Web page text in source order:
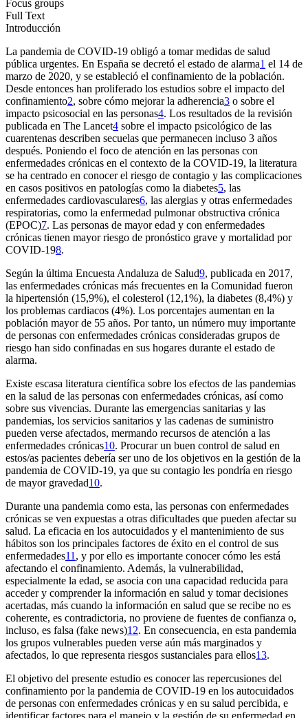
Focus groups
Full Text
Introducción
La pandemia de COVID-19 obligó a tomar medidas de salud
pública urgentes. En España se decretó el estado de alarma1 el 14 de
marzo de 2020, y se estableció el confinamiento de la población.
Desde entonces han proliferado los estudios sobre el impacto del
confinamiento2, sobre cómo mejorar la adherencia3 o sobre el
impacto psicosocial en las personas4. Los resultados de la revisión
publicada en The Lancet4 sobre el impacto psicológico de las
cuarentenas describen secuelas que permanecen incluso 3 años
después. Poniendo el foco de atención en las personas con
enfermedades crónicas en el contexto de la COVID-19, la literatura
se ha centrado en conocer el riesgo de contagio y las complicaciones
en casos positivos en patologías como la diabetes5, las
enfermedades cardiovasculares6, las alergias y otras enfermedades
respiratorias, como la enfermedad pulmonar obstructiva crónica
(EPOC)7. Las personas de mayor edad y con enfermedades
crónicas tienen mayor riesgo de pronóstico grave y mortalidad por
COVID-198.
Según la última Encuesta Andaluza de Salud9, publicada en 2017,
las enfermedades crónicas más frecuentes en la Comunidad fueron
la hipertensión (15,9%), el colesterol (12,1%), la diabetes (8,4%) y
los problemas cardiacos (4%). Los porcentajes aumentan en la
población mayor de 55 años. Por tanto, un número muy importante
de personas con enfermedades crónicas consideradas grupos de
riesgo han sido confinadas en sus hogares durante el estado de
alarma.
Existe escasa literatura científica sobre los efectos de las pandemias
en la salud de las personas con enfermedades crónicas, así como
sobre sus vivencias. Durante las emergencias sanitarias y las
pandemias, los servicios sanitarios y las cadenas de suministro
pueden verse afectados, mermando recursos de atención a las
enfermedades crónicas10. Procurar un buen control de salud en
estos/as pacientes debería ser uno de los objetivos en la gestión de la
pandemia de COVID-19, ya que su contagio les pondría en riesgo
de mayor gravedad10.
Durante una pandemia como esta, las personas con enfermedades
crónicas se ven expuestas a otras dificultades que pueden afectar su
salud. La eficacia en los autocuidados y el mantenimiento de sus
hábitos son los principales factores de éxito en el control de sus
enfermedades11 , y por ello es importante conocer cómo les está
afectando el confinamiento. Además, la vulnerabilidad,
especialmente la edad, se asocia con una capacidad reducida para
acceder y comprender la información en salud y tomar decisiones
acertadas, más cuando la información en salud que se recibe no es
coherente, es contradictoria, no proviene de fuentes de confianza o,
incluso, es falsa (fake news)12. En consecuencia, en esta pandemia
los grupos vulnerables pueden verse aún más marginados y
afectados, lo que representa riesgos sustanciales para ellos13.
El objetivo del presente estudio es conocer las repercusiones del
confinamiento por la pandemia de COVID-19 en los autocuidados
de personas con enfermedades crónicas y en su salud percibida, e
identificar factores para el manejo y la gestión de su enfermedad en